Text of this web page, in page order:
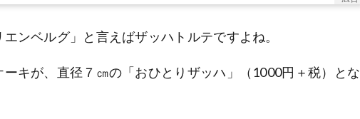
ンベルグ」と言えばザッハトルテですよね。
キが、直径７㎝の「おひとりザッハ」（1000円＋税）とな